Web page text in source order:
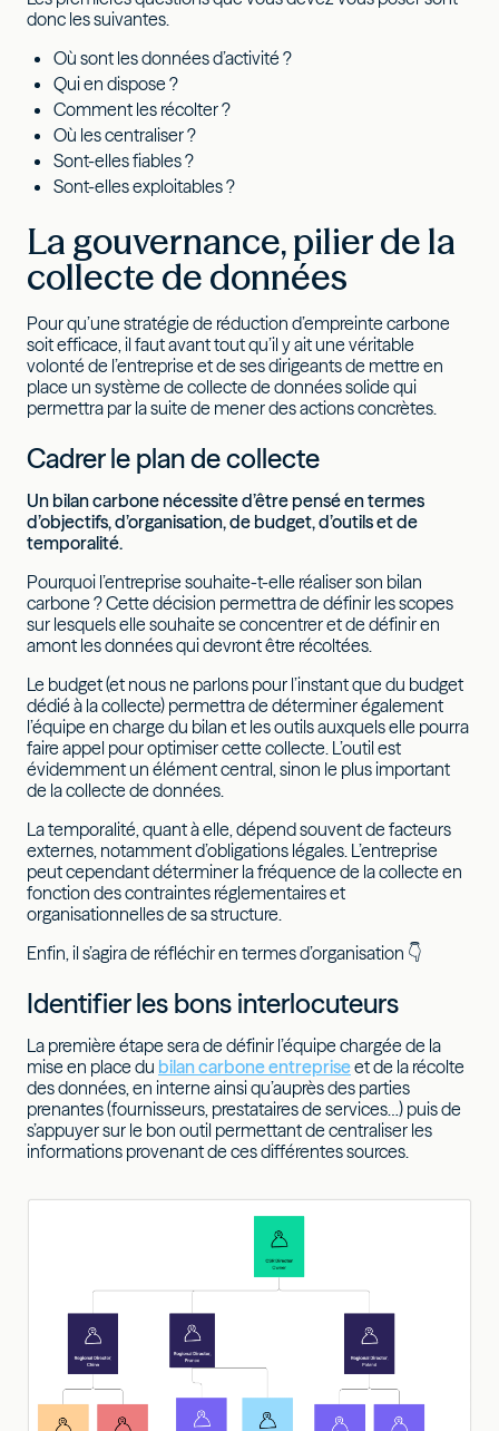
donc les suivantes.
Où sont les données d’activité ?
Qui en dispose ?
Comment les récolter ?
Où les centraliser ?
Sont-elles fiables ?
Sont-elles exploitables ?
La gouvernance, pilier de la
collecte de données
Pour qu’une stratégie de réduction d’empreinte carbone
soit efficace, il faut avant tout qu’il y ait une véritable
volonté de l’entreprise et de ses dirigeants de mettre en
place un système de collecte de données solide qui
permettra par la suite de mener des actions concrètes.
Cadrer le plan de collecte
Un bilan carbone nécessite d’être pensé en termes
d’objectifs, d’organisation, de budget, d’outils et de
temporalité.
Pourquoi l’entreprise souhaite-t-elle réaliser son bilan
carbone ? Cette décision permettra de définir les scopes
sur lesquels elle souhaite se concentrer et de définir en
amont les données qui devront être récoltées.
Le budget (et nous ne parlons pour l’instant que du budget
dédié à la collecte) permettra de déterminer également
l’équipe en charge du bilan et les outils auxquels elle pourra
faire appel pour optimiser cette collecte. L’outil est
évidemment un élément central, sinon le plus important
de la collecte de données.
La temporalité, quant à elle, dépend souvent de facteurs
externes, notamment d’obligations légales. L’entreprise
peut cependant déterminer la fréquence de la collecte en
fonction des contraintes réglementaires et
organisationnelles de sa structure.
Enfin, il s’agira de réfléchir en termes d’organisation 👇
Identifier les bons interlocuteurs
La première étape sera de définir l’équipe chargée de la
mise en place du bilan carbone entrepriseet de la récolte
des données, en interne ainsi qu’auprès des parties
prenantes (fournisseurs, prestataires de services…) puis de
s’appuyer sur le bon outil permettant de centraliser les
informations provenant de ces différentes sources.